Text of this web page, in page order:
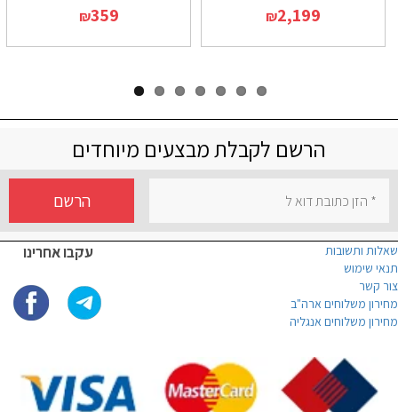
₪359 ₪2,199
הרשם לקבלת מבצעים מיוחדים
הרשם
עקבו אחרינו
שאלות ותשובות
תנאי שימוש
צור קשר
מחירון משלוחים ארה"ב
מחירון משלוחים אנגליה